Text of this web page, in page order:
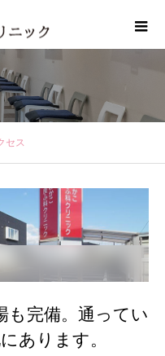
セス
も完備。通ってい
あります。